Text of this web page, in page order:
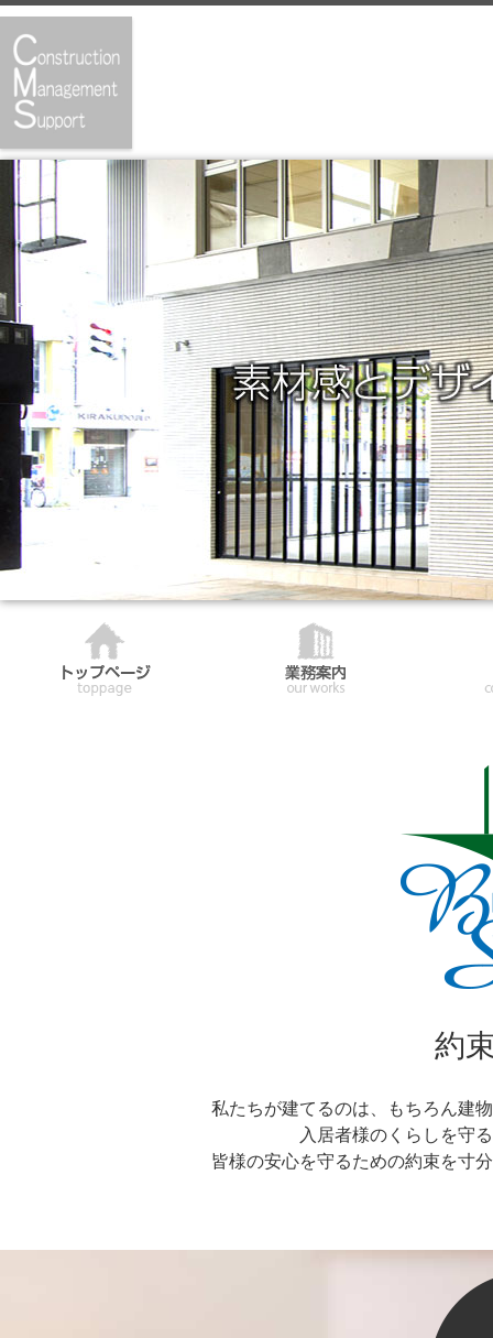
約
私たちが建てるのは、もちろん建
入居者様のくらしを守
皆様の安心を守るための約束を寸